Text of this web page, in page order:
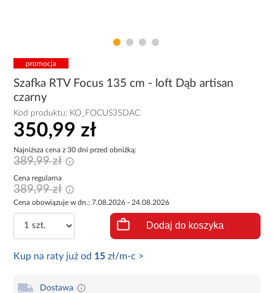
promocja
Szafka RTV Focus 135 cm - loft Dąb artisan
czarny
Kod produktu: KO_FOCUS35DAC
350,99 zł
Najniższa cena z 30 dni przed obniżką:
389,99 zł
Cena regularna
389,99 zł
Cena obowiązuje w dn.: 7.08.2026 - 24.08.2026
Dodaj do koszyka
Kup na raty już od 15 zł/m-c >
Dostawa